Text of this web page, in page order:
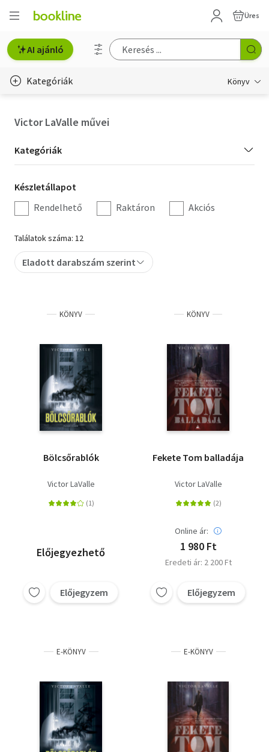
Üres
AI ajánló
Kategóriák Könyv
Hobbi, szabadidő
Irodalom
Művészet
Szakkönyv
Tankönyv, segédkönyv
Társadalomtudomány
Természettudomány
Történelem
Victor LaValle művei
Kategória
szűrés
Kategóriák
Készletállapot
szűrés
Készletállapot
Rendelhető
Raktáron Akciós
Találatok száma: 12
Eladott darabszám szerint
KÖNYV
Bölcsőrablók
Victor LaValle
Előjegyezhető
Előjegyzem
KÖNYV
Fekete Tom balladája
Victor LaValle
Online ár:
1 980 Ft
Eredeti ár: 2 200 Ft
Előjegyzem
E-KÖNYV E-KÖNYV